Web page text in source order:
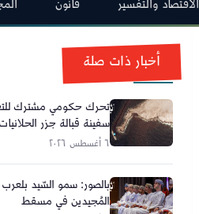
الاقتصاد والتفسير قانون
أخبار ذات صلة
تحرك حكومي مشترك
سفينة قبالة جزر الحلانيات
٦ أغسطس ٢٠٢٦
بالصور: سمو السّيد
المُجيدين في مسقط